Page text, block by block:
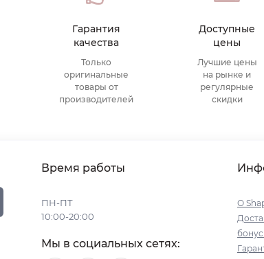
Гарантия
качества
Только
оригинальные
товары от
производителей
Доступные
цены
Лучшие цены
на рынке и
регулярные
скидки
Время работы
ПН-ПТ
10:00-20:00
Мы в социальных сетях:
О